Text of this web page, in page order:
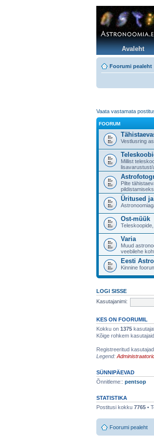
Avaleht
Foorumi pealeht
Vaata vastamata
FOORUM
Vestlusring
Millist
lisavarustust/
Pilte
pildistamiseks.
Üritused
Ost-müük
Varia
Muud
veebilehe
Eesti
Kinnine
LOGI SISSE
Kasutajanimi:
KES ON FOORUMIL
Kokku on 1375
Kõige rohkem
Registreeritud
Legend:
SÜNNIPÄEVAD
Õnnitleme:: pentsop
STATISTIKA
Postitusi kokku 7765 •
Foorumi pealeht